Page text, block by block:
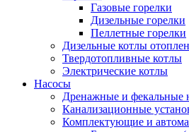
Газовые горелки
Дизельные горелки
Пеллетные горелки
Дизельные котлы
Твердотопливные котлы
Электрические котлы
Насосы
Дренажные и фекальные
Канализационные
Комплектующие и